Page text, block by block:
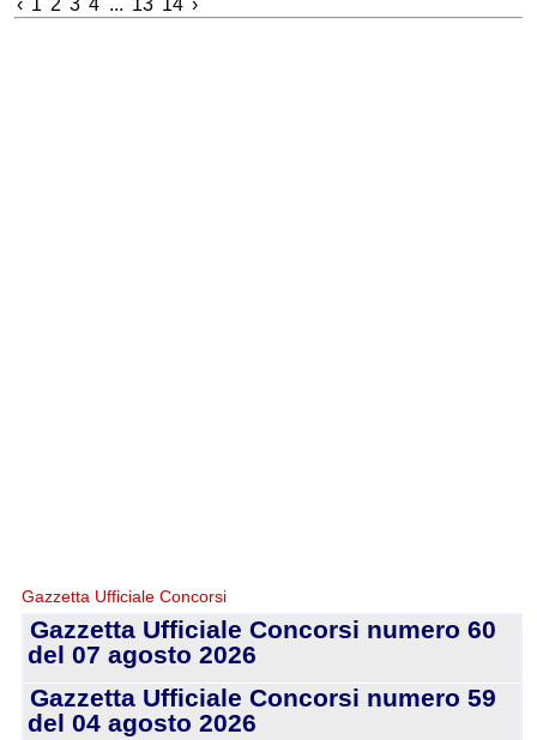
Gazzetta Ufficiale Concorsi
Gazzetta Ufficiale Concorsi numero 60
del 07 agosto 2026
Gazzetta Ufficiale Concorsi numero 59
del 04 agosto 2026